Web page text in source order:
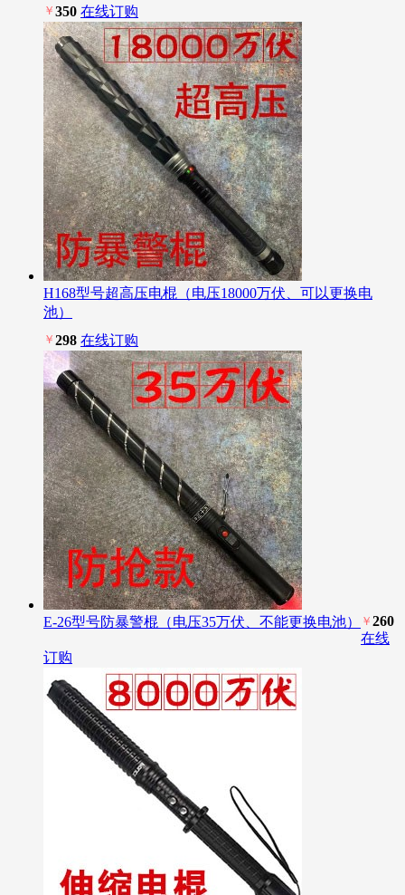
￥ 350 在线订购
H168型号超高压电棍（电压18000万伏、可以更换电
池）
￥ 298 在线订购
E-26型号防暴警棍（电压35万伏、不能更换电池） ￥ 260
在线
订购